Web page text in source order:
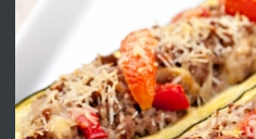
ПРЕДЛАГА
със